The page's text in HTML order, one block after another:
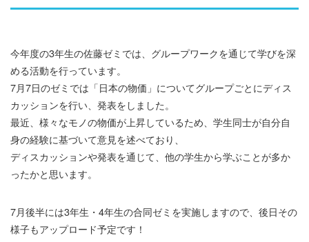
今年度の3年生の佐藤ゼミでは、グループワークを通じて学びを深
める活動を行っています。
7月7日のゼミでは「日本の物価」についてグループごとにディス
カッションを行い、発表をしました。
最近、様々なモノの物価が上昇しているため、学生同士が自分自
身の経験に基づいて意見を述べており、
ディスカッションや発表を通じて、他の学生から学ぶことが多か
ったかと思います。
7月後半には3年生・4年生の合同ゼミを実施しますので、後日その
様子もアップロード予定です！